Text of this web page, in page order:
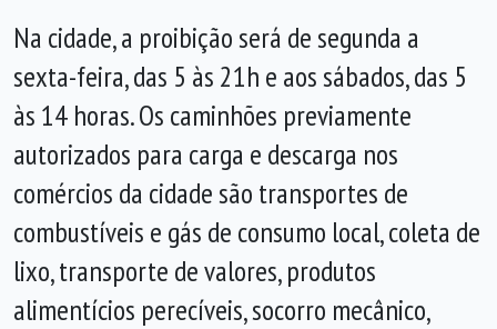
Na cidade, a proibição será de segunda a
sexta-feira, das 5 às 21h e aos sábados, das 5
às 14 horas. Os caminhões previamente
autorizados para carga e descarga nos
comércios da cidade são transportes de
combustíveis e gás de consumo local, coleta de
lixo, transporte de valores, produtos
alimentícios perecíveis, socorro mecânico,